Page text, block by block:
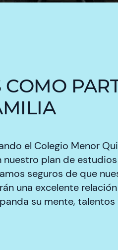
el Colegio Menor
nuestro plan de estudios
seguros de que
una excelente
su mente, talentos